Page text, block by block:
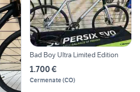
Bad Boy Ultra Limited Edition
1.700 €
Cermenate(CO)